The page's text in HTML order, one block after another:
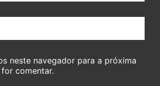
neste navegador para a próxima
comentar.